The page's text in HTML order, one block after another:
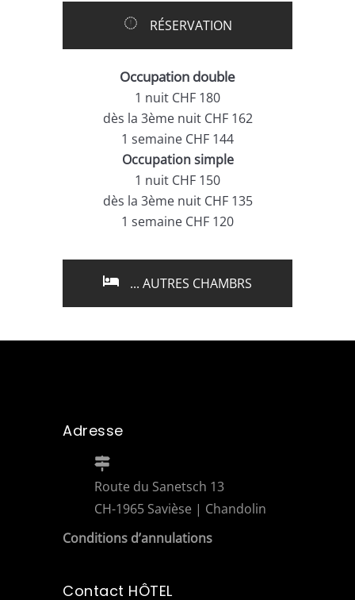
RÉSERVATION
Occupation double
1 nuit CHF 180
dès la 3ème nuit CHF 162
1 semaine CHF 144
Occupation simple
1 nuit CHF 150
dès la 3ème nuit CHF 135
1 semaine CHF 120
... AUTRES CHAMBRS
Adresse
Route du Sanetsch 13
CH-1965 Savièse | Chandolin
Conditions d’annulations
Contact HÔTEL